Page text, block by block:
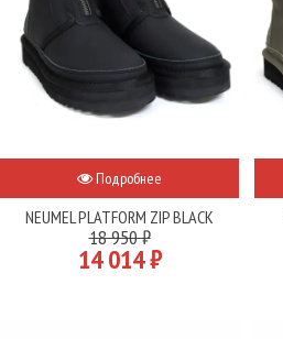
Подробнее
NEUMEL PLATFORM ZIP BLACK
18 950 ₽
14 014 ₽